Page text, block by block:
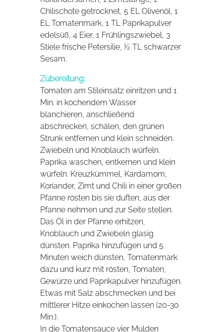
Chilischote getrocknet, 5 EL Olivenöl, 1
EL Tomatenmark, 1 TL Paprikapulver
edelsüß, 4 Eier, 1 Frühlingszwiebel, 3
Stiele frische Petersilie, ½ TL schwarzer
Sesam.
Zubereitung:
Tomaten am Stileinsatz einritzen und 1
Min. in kochendem Wasser
blanchieren, anschließend
abschrecken, schälen, den grünen
Strunk entfernen und klein schneiden.
Zwiebeln und Knoblauch würfeln.
Paprika waschen, entkernen und klein
würfeln. Kreuzkümmel, Kardamom,
Koriander, Zimt und Chili in einer großen
Pfanne rösten bis sie duften, aus der
Pfanne nehmen und zur Seite stellen.
Das Öl in der Pfanne erhitzen,
Knoblauch und Zwiebeln glasig
dünsten. Paprika hinzufügen und 5
Minuten weich dünsten, Tomatenmark
dazu und kurz mit rösten, Tomaten,
Gewürze und Paprikapulver hinzufügen.
Etwas mit Salz abschmecken und bei
mittlerer Hitze einkochen lassen (20-30
Min.).
In die Tomatensauce vier Mulden